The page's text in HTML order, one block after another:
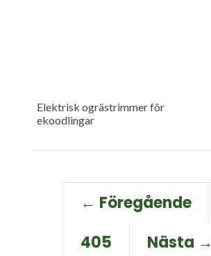
Elektrisk ogrästrimmer för
ekoodlingar
← Föregående
405
Nästa →